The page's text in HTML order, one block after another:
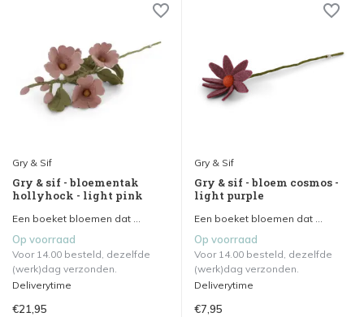
Gry & Sif
Gry & sif - bloementak
hollyhock - light pink
Een boeket bloemen dat ...
Op voorraad
Voor 14.00 besteld, dezelfde
(werk)dag verzonden.
Deliverytime
€21,95
Gry & Sif
Gry & sif - bloem cosmos -
light purple
Een boeket bloemen dat ...
Op voorraad
Voor 14.00 besteld, dezelfde
(werk)dag verzonden.
Deliverytime
€7,95